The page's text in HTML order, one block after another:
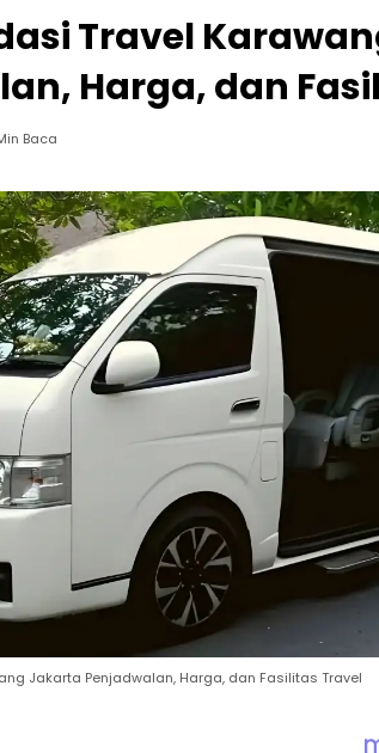
Travel
Harga, dan
Baca
Jakarta Penjadwalan, Harga, dan Fasilitas Travel